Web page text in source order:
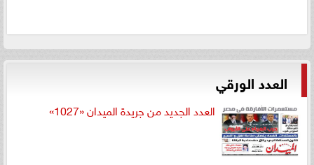
العدد الورقي
العدد الجديد من جريدة الميدان «1027»